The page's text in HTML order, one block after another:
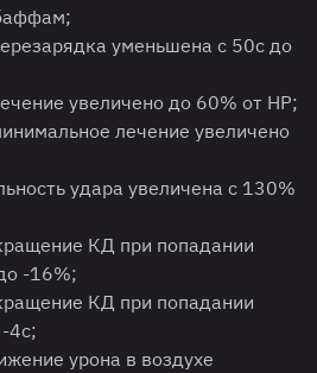
уменьшена с 50с до
увеличено до 60% от HP;
лечение увеличено
удара увеличена с 130%
КД при попадании
-16%;
КД при попадании
4с;
урона в воздухе